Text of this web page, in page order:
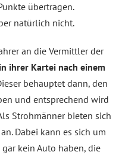
übertragen.
natürlich nicht.
an die Vermittler der
in ihrer Kartei nach einem
behauptet dann, den
und entsprechend wird
Strohmänner bieten sich
Dabei kann es sich um
kein Auto haben, die